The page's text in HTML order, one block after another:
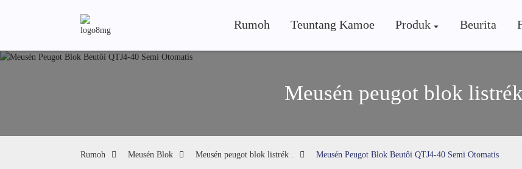
Rumoh Teuntang Kamoe Produk Beurita
Meusén peugot blok
Rumoh Meusén Blok Meusén peugot blok listrék . Meusén Peugot Blok Beutôi QTJ4-40 Semi Otomatis